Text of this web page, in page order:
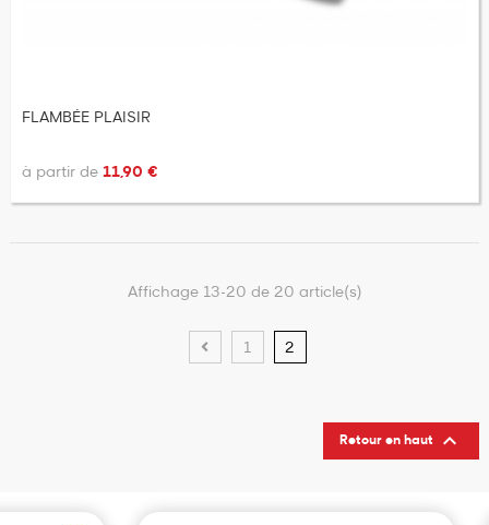
FLAMBÉE PLAISIR
à partir de 11,90 €
Affichage 13-20 de 20 article(s)
1 2
Retour en haut 